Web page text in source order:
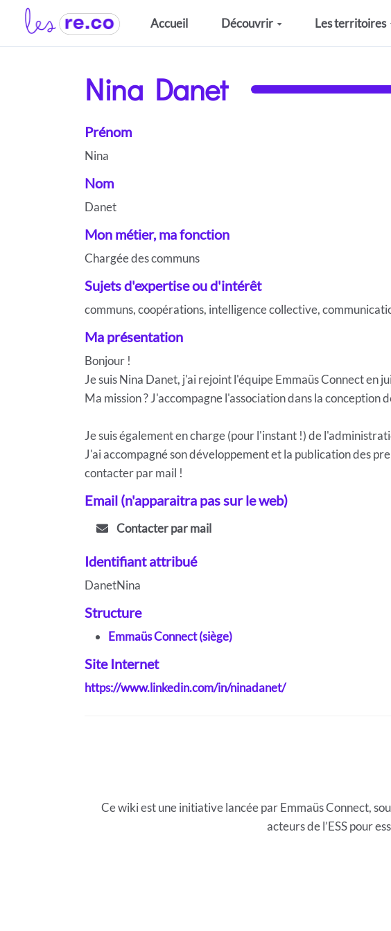
Aller au contenu principal Accueil Découvrir Les territoires
Nina Danet
Prénom
Nina
Nom
Danet
Mon métier, ma fonction
Chargée des communs
Sujets d'expertise ou d'intérêt
communs, coopérations, intelligence collective,
Ma présentation
Bonjour !
Je suis Nina Danet, j'ai rejoint l'équipe Emmaüs Connect en
Ma mission ? J'accompagne l'association dans la
Je suis également en charge (pour l'instant !) de
J'ai accompagné son développement et la publication des
contacter par mail !
Email (n'apparaitra pas sur le web)
Contacter par mail
Identifiant attribué
DanetNina
Structure
Emmaüs Connect (siège)
Site Internet
https://www.linkedin.com/in/ninadanet/
Ce wiki est une initiative lancée par Emmaüs Connect,
acteurs de l’ESS pour